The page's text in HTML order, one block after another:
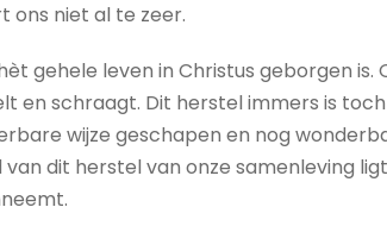
ons niet al te zeer.
gehele leven in Christus geborgen is.
en schraagt. Dit herstel immers is
wijze geschapen en nog
dit herstel van onze samenleving